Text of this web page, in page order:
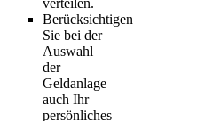
Berücksichtigen
Sie bei der
Auswahl
der
Geldanlage
auch Ihr
persönliches